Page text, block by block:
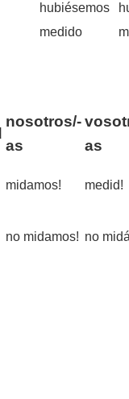
hubiésemos
medido
nosotros/-
as
as
midamos! medid!
no midamos! no